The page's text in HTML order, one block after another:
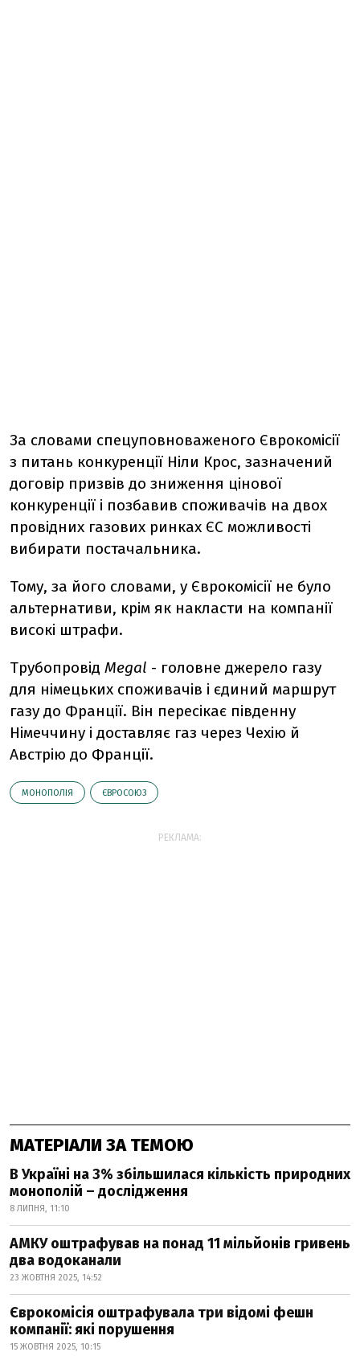
За словами спецуповноваженого Єврокомісії
з питань конкуренції Ніли Крос, зазначений
договір призвів до зниження цінової
конкуренції і позбавив споживачів на двох
провідних газових ринках ЄС можливості
вибирати постачальника.
Тому, за його словами, у Єврокомісії не було
альтернативи, крім як накласти на компанії
високі штрафи.
Трубопровід Megal - головне джерело газу
для німецьких споживачів і єдиний маршрут
газу до Франції. Він пересікає південну
Німеччину і доставляє газ через Чехію й
Австрію до Франції.
МОНОПОЛІЯ ЄВРОСОЮЗ
РЕКЛАМА:
МАТЕРІАЛИ ЗА ТЕМОЮ
В Україні на 3% збільшилася кількість природних
монополій – дослідження
8 ЛИПНЯ, 11:10
АМКУ оштрафував на понад 11 мільйонів гривень
два водоканали
23 ЖОВТНЯ 2025, 14:52
Єврокомісія оштрафувала три відомі фешн
компанії: які порушення
15 ЖОВТНЯ 2025, 10:15